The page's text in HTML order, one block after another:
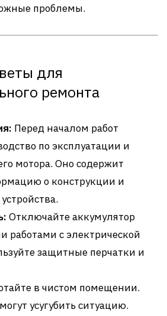
проблемы.
для
ремонта
Перед началом работ
по эксплуатации и
мотора. Оно содержит
о конструкции и
Отключайте аккумулятор
работами с электрической
защитные перчатки и
в чистом помещении.
усугубить ситуацию.